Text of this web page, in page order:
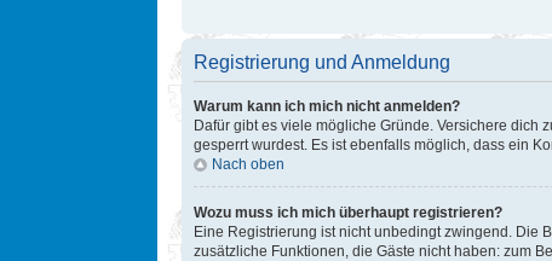
Registrierung und Anmeldung
Warum kann ich mich nicht anmelden?
Dafür gibt es viele mögliche Gründe. Versichere dich
gesperrt wurdest. Es ist ebenfalls möglich, dass ein
Nach oben
Wozu muss ich mich überhaupt registrieren?
Eine Registrierung ist nicht unbedingt zwingend. Die
zusätzliche Funktionen, die Gäste nicht haben: zum